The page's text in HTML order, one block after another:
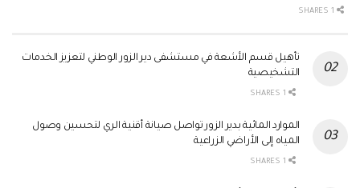
تأهيل قسم الأشعة في مستشفى دير الزور الوطني لتعزيز الخدمات
التشخيصية
الموارد المائية بدير الزور تواصل صيانة أقنية الري لتحسين وصول
المياه إلى الأراضي الزراعية